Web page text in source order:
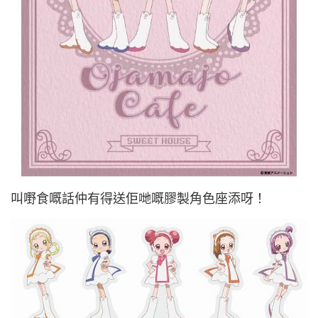
叫嘢食嘅話仲有得送佢哋嘅膠製角色座添呀！